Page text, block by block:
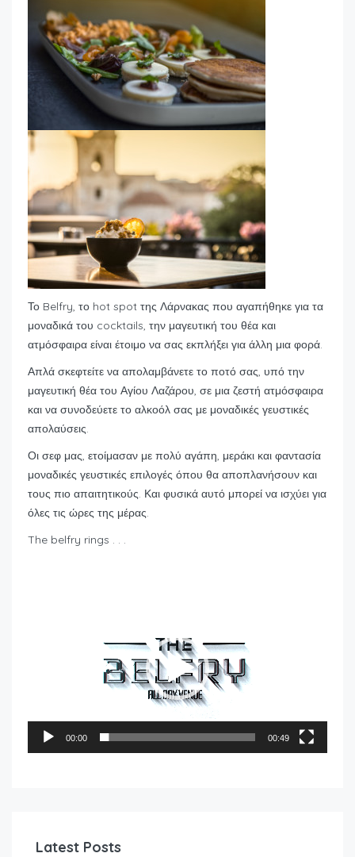
Το Belfry, το hot spot της Λάρνακας που αγαπήθηκε για τα
μοναδικά του cocktails, την μαγευτική του θέα και
ατμόσφαιρα είναι έτοιμο να σας εκπλήξει για άλλη μια φορά.
Απλά σκεφτείτε να απολαμβάνετε το ποτό σας, υπό την
μαγευτική θέα του Αγίου Λαζάρου, σε μια ζεστή ατμόσφαιρα
και να συνοδεύετε το αλκοόλ σας με μοναδικές γευστικές
απολαύσεις.
Οι σεφ μας, ετοίμασαν με πολύ αγάπη, μεράκι και φαντασία
μοναδικές γευστικές επιλογές όπου θα αποπλανήσουν και
τους πιο απαιτητικούς. Και φυσικά αυτό μπορεί να ισχύει για
όλες τις ώρες της μέρας.
The belfry rings . . .
00:00 00:49
Latest Posts